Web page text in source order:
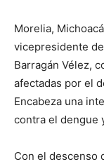
Morelia,
vicepresidente
Barragán Vélez,
afectadas por el
Encabeza una
contra el dengue
Con el descenso